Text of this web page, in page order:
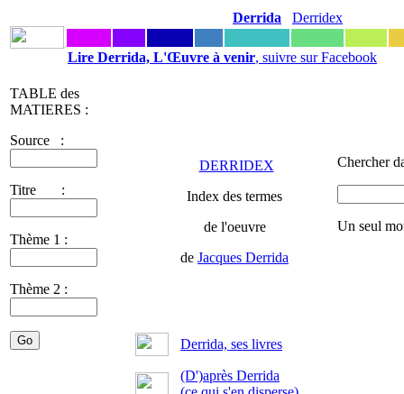
Derrida Derridex
Lire Derrida, L'Œuvre à venir, suivre sur Facebook
TABLE des
MATIERES :
Source :
Titre :
Thème 1 :
Thème 2 :
DERRIDEX
Index des termes
de l'oeuvre
de Jacques Derrida
Chercher
Un seul
Derrida, ses livres
(D')après Derrida